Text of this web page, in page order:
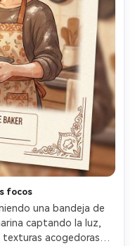
focos
una bandeja de
captando la luz,
acogedoras,
IA
%